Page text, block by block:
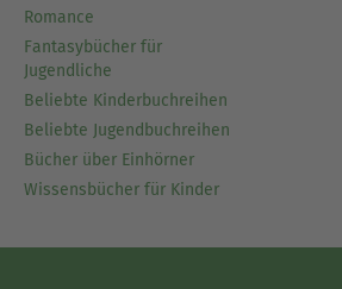
Romance
Fantasybücher für
Jugendliche
Beliebte Kinderbuchreihen
Beliebte Jugendbuchreihen
Bücher über Einhörner
Wissensbücher für Kinder